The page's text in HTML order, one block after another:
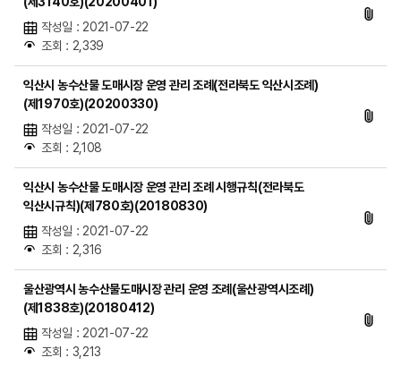
작성일 : 2021-07-22
조회 : 2,339
익산시 농수산물 도매시장 운영 관리 조례(전라북도 익산시조례)
(제1970호)(20200330)
작성일 : 2021-07-22
조회 : 2,108
익산시 농수산물 도매시장 운영 관리 조례 시행규칙(전라북도
익산시규칙)(제780호)(20180830)
작성일 : 2021-07-22
조회 : 2,316
울산광역시 농수산물도매시장 관리 운영 조례(울산광역시조례)
(제1838호)(20180412)
작성일 : 2021-07-22
조회 : 3,213